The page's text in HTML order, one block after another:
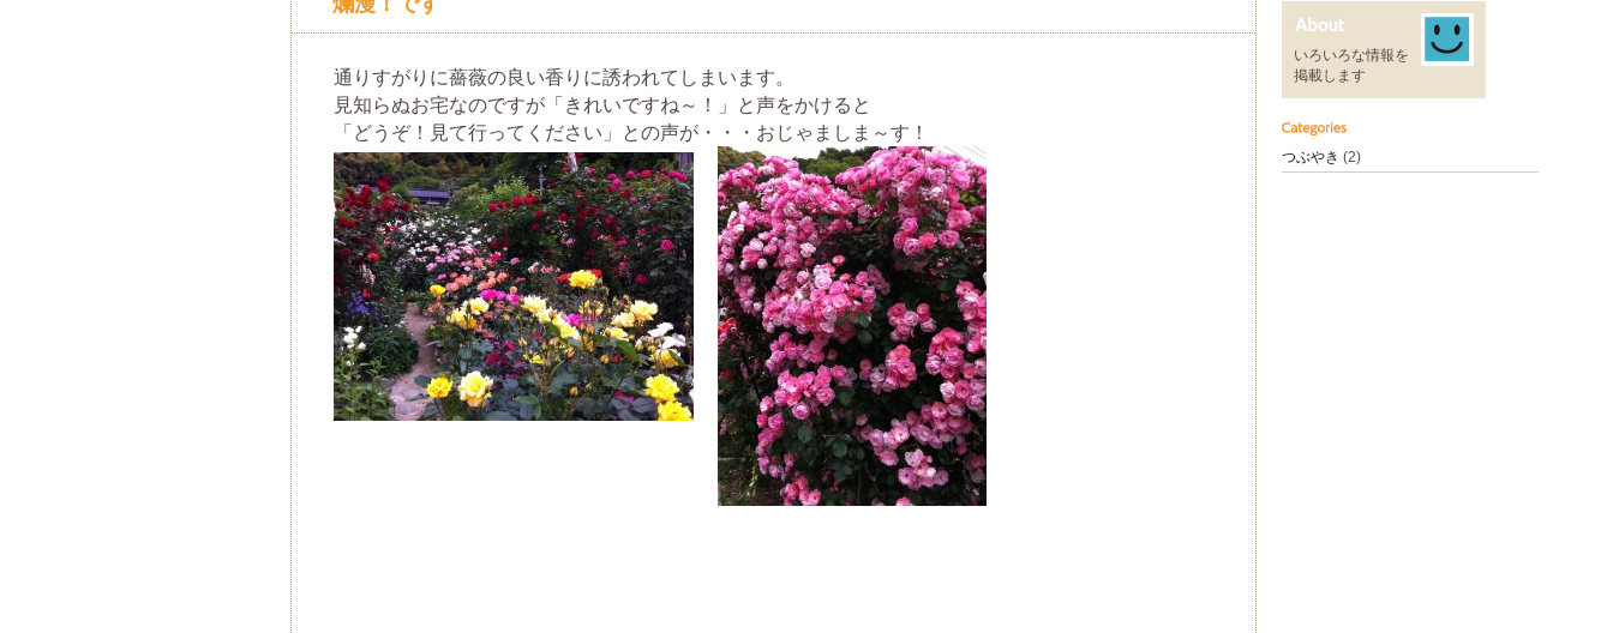
通りすがりに薔薇の良い香りに誘われてしまいます。
見知らぬお宅なのですが「きれいですね～！」と声をかけると
「どうぞ！見て行ってください」との声が・・・おじゃましま～す！
いろいろな情報を
掲載します
つぶやき (2)